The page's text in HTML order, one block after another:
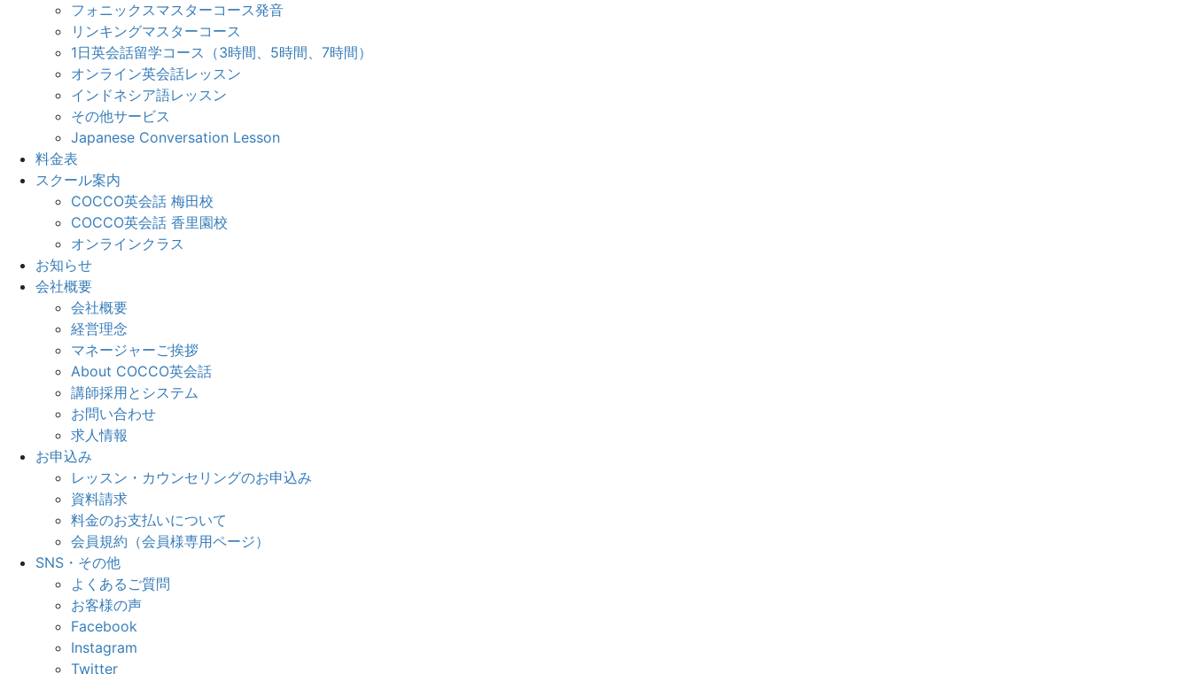
フォニックスマスターコース発音
リンキングマスターコース
1日英会話留学コース（3時間、5時間、7時間）
オンライン英会話レッスン
インドネシア語レッスン
その他サービス
Japanese Conversation Lesson
料金表
スクール案内
COCCO英会話 梅田校
COCCO英会話 香里園校
オンラインクラス
お知らせ
会社概要
会社概要
経営理念
マネージャーご挨拶
About COCCO英会話
講師採用とシステム
お問い合わせ
求人情報
お申込み
レッスン・カウンセリングのお申込み
資料請求
料金のお支払いについて
会員規約（会員様専用ページ）
SNS・その他
よくあるご質問
お客様の声
Facebook
Instagram
Twitter